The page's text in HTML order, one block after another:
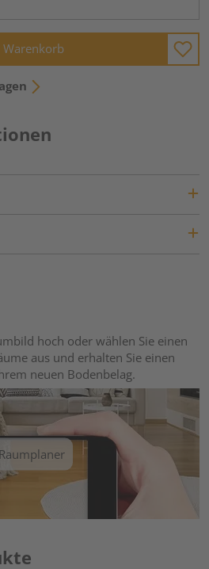
Warenkorb
hoch oder wählen Sie einen
aus und erhalten Sie einen
neuen Bodenbelag.
Raumplaner